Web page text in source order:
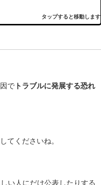
タップすると移動します
で トラブルに発展する恐れ
てくださいね。
い人にだけ公表したりする